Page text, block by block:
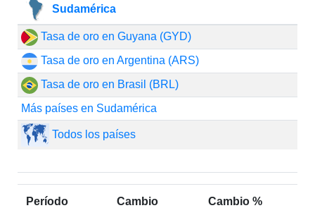
Sudamérica
Tasa de oro en Guyana (GYD)
Tasa de oro en Argentina (ARS)
Tasa de oro en Brasil (BRL)
Más países en Sudamérica
Todos los países
Período Cambio Cambio %